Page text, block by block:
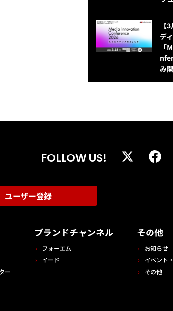
【
デ
「
み
FOLLOW US!
ユーザー登録
ー
ブランドチャンネル
フォーエム
イード
その他
お知らせ
イベント
その他